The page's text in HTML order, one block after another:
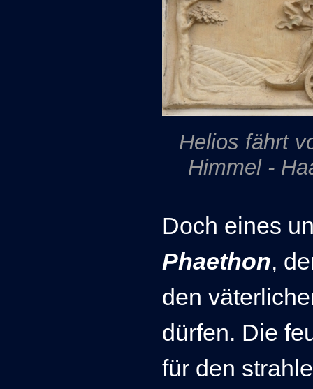
Helios fährt
Himmel -
Doch eines
Phaethon,
den
dürfen. Die
für den